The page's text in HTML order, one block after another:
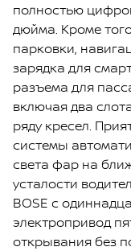
полностью
дюйма. Кроме
парковки,
зарядка для
разъема для
включая два
ряду кресел.
системы
света фар на
усталости
BOSE с
электропривод
открывания без